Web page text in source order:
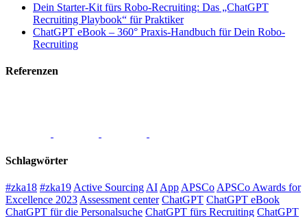
Dein Starter-Kit fürs Robo-Recruiting: Das „ChatGPT
Recruiting Playbook“ für Praktiker
ChatGPT eBook – 360° Praxis-Handbuch für Dein Robo-
Recruiting
Referenzen
Schlagwörter
#zka18 #zka19 Active Sourcing AI App APSCo APSCo Awards for
Excellence 2023 Assessment center ChatGPT ChatGPT eBook
ChatGPT für die Personalsuche ChatGPT fürs Recruiting ChatGPT